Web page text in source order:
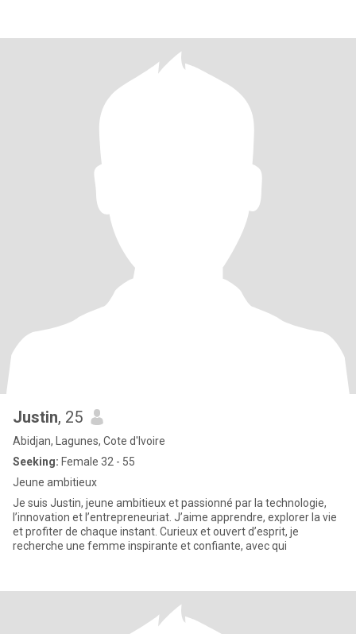
Justin, 25
Abidjan, Lagunes, Cote d'Ivoire
Seeking: Female 32 - 55
Jeune ambitieux
Je suis Justin, jeune ambitieux et passionné par la technologie,
l’innovation et l’entrepreneuriat. J’aime apprendre, explorer la vie
et profiter de chaque instant. Curieux et ouvert d’esprit, je
recherche une femme inspirante et confiante, avec qui